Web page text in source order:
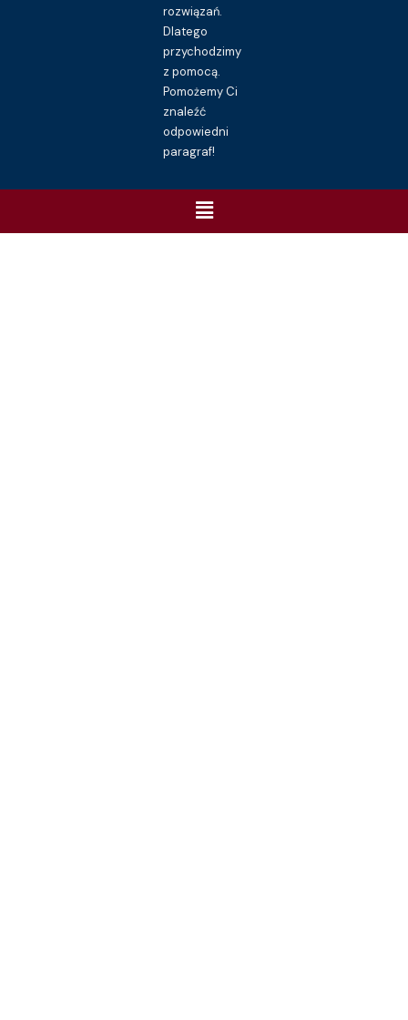
rozwiązań.
Dlatego
przychodzimy
z pomocą.
Pomożemy Ci
znaleźć
odpowiedni
paragraf!
Menu